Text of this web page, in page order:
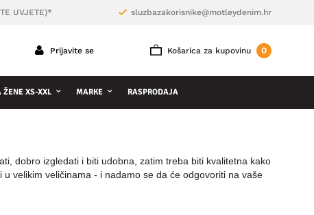
UVJETE)* sluzbazakorisnike@motleydenim.hr
Košarica za kupovinu 0
Prijavite se
ŽENE XS-XXL MARKE RASPRODAJA
dobro izgledati i biti udobna, zatim treba biti kvalitetna kako
velikim veličinama - i nadamo se da će odgovoriti na vaše